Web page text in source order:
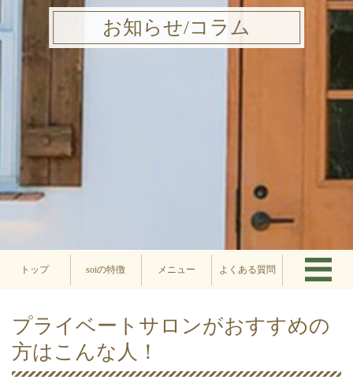
お知らせ/コラム
トップ soiの特徴 メニュー よくある質問
プライベートサロンがおすすめの
方はこんな人！